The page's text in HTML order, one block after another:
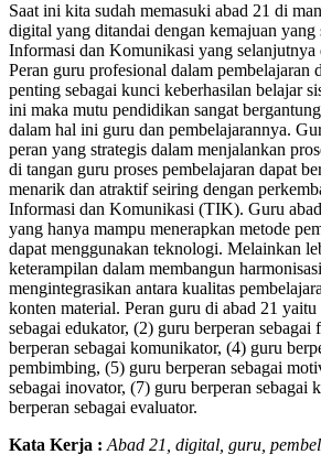
Saat ini kita sudah memasuki abad 21 di
digital yang ditandai dengan kemajuan yang
Informasi dan Komunikasi yang
Peran guru profesional dalam pembelajaran
penting sebagai kunci keberhasilan belajar
ini maka mutu pendidikan sangat
dalam hal ini guru dan pembelajarannya.
peran yang strategis dalam menjalankan
di tangan guru proses pembelajaran dapat
menarik dan atraktif seiring dengan
Informasi dan Komunikasi (TIK). Guru
yang hanya mampu menerapkan metode
dapat menggunakan teknologi. Melainkan
keterampilan dalam membangun
mengintegrasikan antara kualitas
konten material. Peran guru di abad 21
sebagai edukator, (2) guru berperan sebagai
berperan sebagai komunikator, (4) guru
pembimbing, (5) guru berperan sebagai
sebagai inovator, (7) guru berperan sebagai
berperan sebagai evaluator.
Kata Kerja :Abad 21, digital, guru,